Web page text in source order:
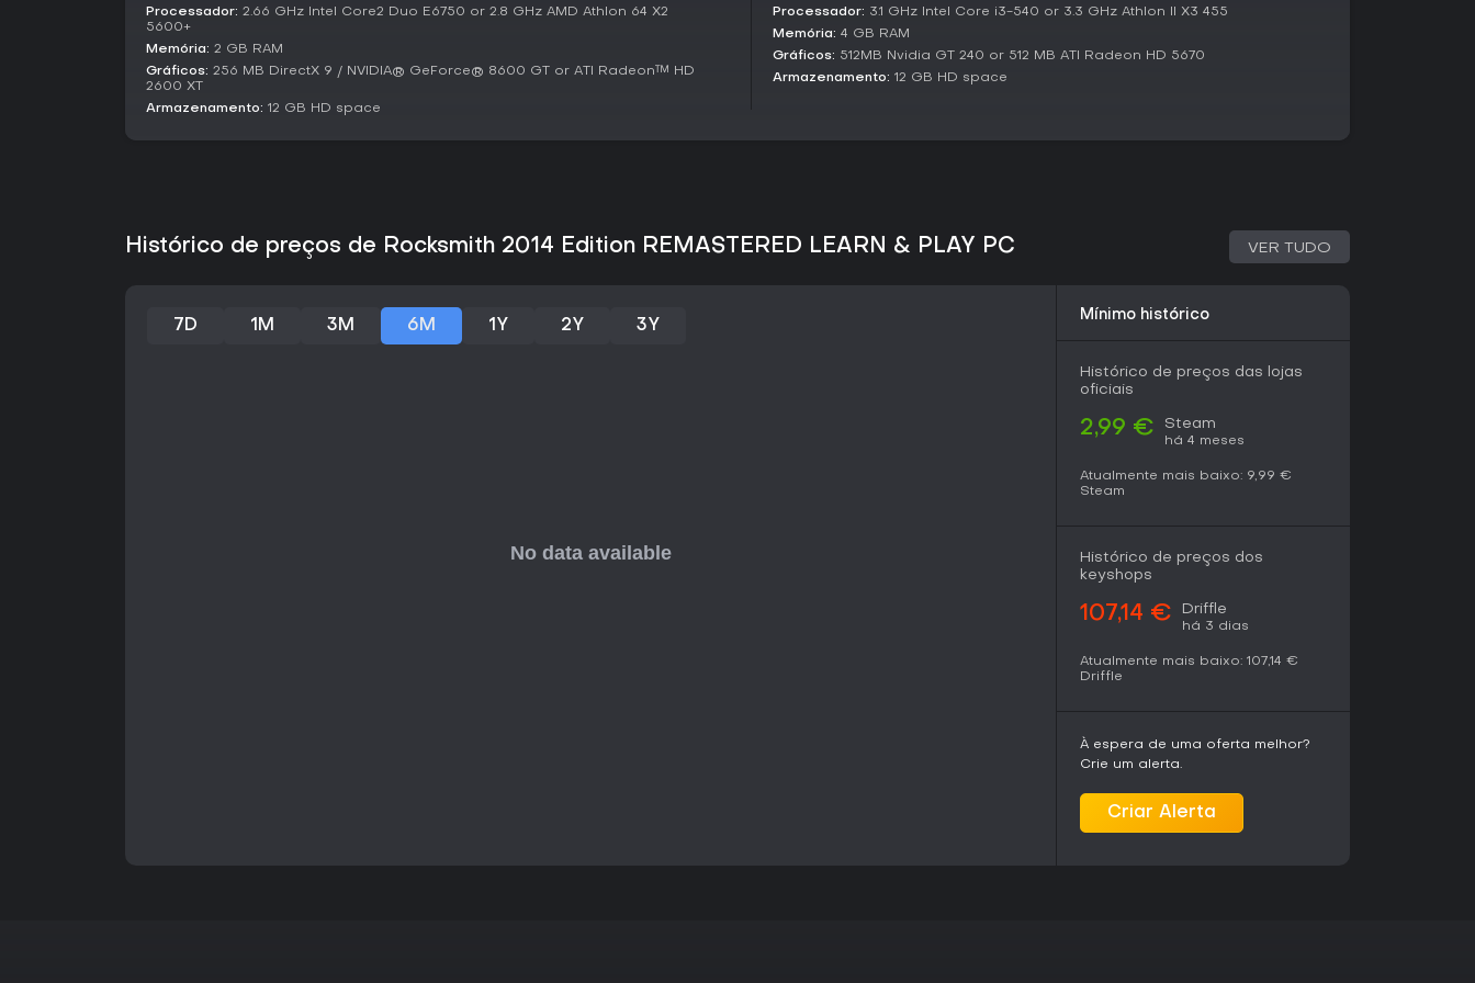
expande sua biblioteca para personalização total. Mantém o método premiado,
com videoaulas e rastreamento de progresso para acompanhar sua evolução.
Ferramentas essenciais elevam a experiência, de designers de tom para sons
personalizados a desafios de score attack que transformam precisão em
11.000 avaliações, atingindo 85% de aprovação. Os comentários recentes
seguem positivos em 76% de 119 reviews, elogiando sua eficácia como
ferramenta de ensino. Inclui suporte completo para PC, com compatibilidade
um instrumento compatível e quer uma forma divertida de evoluir, é uma escolha
sólida que já ajudou milhões a progredir na música.
Processador: 2.66 GHz Intel Core2 Duo E6750 or 2.8 GHz AMD Athlon 64 X2
5600+
Memória: 2 GB RAM
Gráficos: 256 MB DirectX 9 / NVIDIA® GeForce® 8600 GT or ATI Radeon™ HD
2600 XT
Armazenamento: 12 GB HD space
Processador: 3.1 GHz Intel Core i3-540 or 3.3 GHz Athlon II X3 455
Memória: 4 GB RAM
Gráficos: 512MB Nvidia GT 240 or 512 MB ATI Radeon HD 5670
Armazenamento: 12 GB HD space
Histórico de preços de Rocksmith 2014 Edition REMASTERED LEARN & PLAY PC VER TUDO
7D 1M 3M 6M 1Y 2Y 3Y
Mínimo histórico
Histórico de preços das lojas
oficiais
2,99 € Steam
há 4 meses
Atualmente mais baixo: 9,99 €
Steam
Histórico de preços dos
keyshops
107,14 € Driffle
há 3 dias
Atualmente mais baixo: 107,14 €
Driffle
À espera de uma oferta melhor?
Crie um alerta.
Criar Alerta